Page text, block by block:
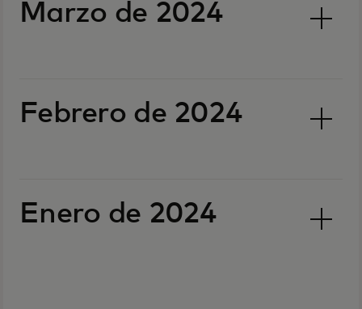
Marzo de 2024
Febrero de 2024
Enero de 2024